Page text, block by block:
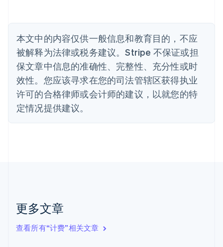
本文中的内容仅供一般信息和教育目的，不应
被解释为法律或税务建议。Stripe 不保证或担
保文章中信息的准确性、完整性、充分性或时
效性。您应该寻求在您的司法管辖区获得执业
许可的合格律师或会计师的建议，以就您的特
定情况提供建议。
更多文章
查看所有“计费”相关文章
丹麦
德国
DeutschEnglish
法国
FrançaisEnglish
芬兰
EnglishSvenska
English
English